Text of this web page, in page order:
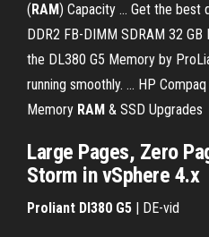
(RAM) Capacity ... Get the best
DDR2 FB-DIMM SDRAM 32
the DL380 G5 Memory by
running smoothly. ... HP Compaq
Memory RAM & SSD Upgrades
Large Pages, Zero
Storm in vSphere 4.x
Proliant Dl380 G5 | DE-vid